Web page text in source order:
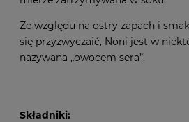
Ze względu na ostry zapach i
się przyzwyczaić, Noni jest w
nazywana „owocem sera”.
Składniki: